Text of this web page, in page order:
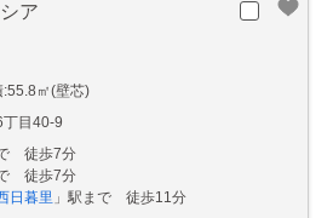
ア
:55.8㎡(壁芯)
目40-9
徒歩7分
徒歩7分
日暮里 」駅まで 徒歩11分